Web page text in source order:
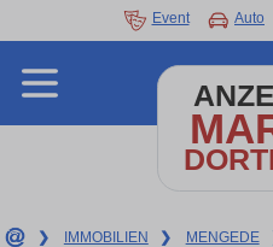
Event Auto
❯ IMMOBILIEN ❯ MENGEDE